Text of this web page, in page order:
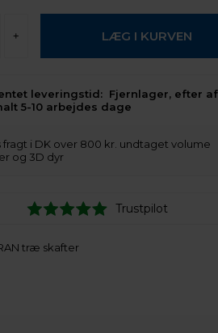
+
leveringstid: Fjernlager, efter
5-10 arbejdes dage
fragt i DK over 800 kr. undtaget volume
og 3D dyr
Trustpilot
træ skafter